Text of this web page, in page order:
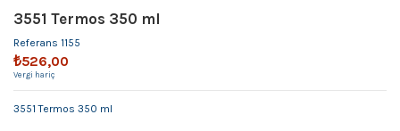
3551 Termos 350 ml
Referans 1155
₺526,00
Vergi hariç
3551 Termos 350 ml